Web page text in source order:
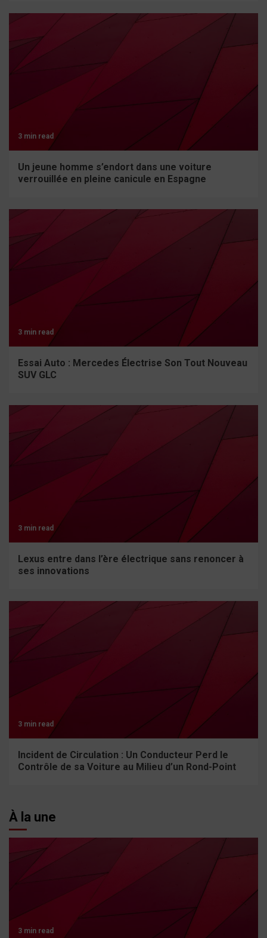
3 min read
Un jeune homme s’endort dans une voiture
verrouillée en pleine canicule en Espagne
3 min read
Essai Auto : Mercedes Électrise Son Tout Nouveau
SUV GLC
3 min read
Lexus entre dans l’ère électrique sans renoncer à
ses innovations
3 min read
Incident de Circulation : Un Conducteur Perd le
Contrôle de sa Voiture au Milieu d’un Rond-Point
À la une
3 min read